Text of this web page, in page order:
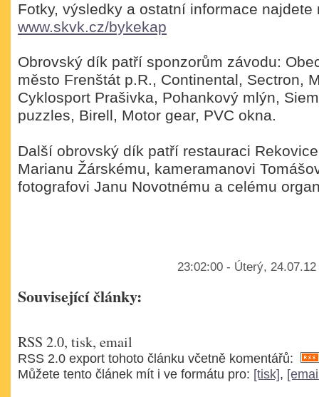
Fotky, výsledky a ostatní informace najdete
www.skvk.cz/bykekap
Obrovský dík patří sponzorům závodu:
město Frenštát p.R., Continental, Sectron,
Cyklosport Prašivka, Pohankový mlýn,
puzzles, Birell, Motor gear, PVC okna.
Další obrovský dík patří restauraci
Marianu Žárskému, kameramanovi
fotografovi Janu Novotnému a celému
23:02:00 - Úterý,
Související články:
RSS 2.0, tisk, email
RSS 2.0 export tohoto článku včetně komentářů:
Můžete tento článek mít i ve formátu pro: [tisk],